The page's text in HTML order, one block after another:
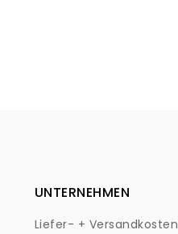
UNTERNEHMEN
Liefer- + Versandkosten